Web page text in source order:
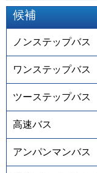
候補
ノンステップバス
ワンステップバス
ツーステップバス
高速バス
アンパンマンバス